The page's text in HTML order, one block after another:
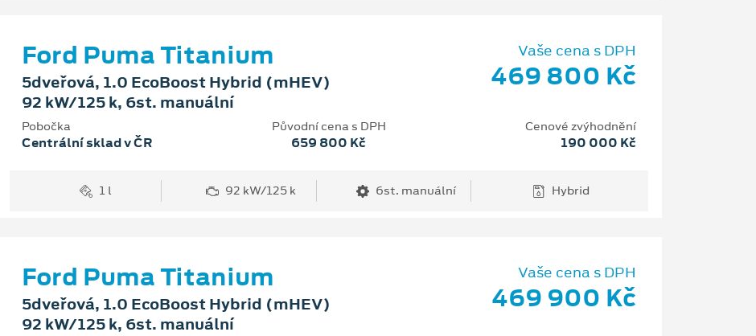
Ford Puma Titanium
5dveřová, 1.0 EcoBoost Hybrid (mHEV)
92 kW/125 k, 6st. manuální
Vaše cena s DPH
469 800 Kč
Pobočka
Centrální sklad v ČR
Původní cena s DPH
659 800 Kč
Cenové zvýhodnění
190 000 Kč
1 l 92 kW/125 k 6st. manuální Hybrid
Ford Puma Titanium
5dveřová, 1.0 EcoBoost Hybrid (mHEV)
92 kW/125 k, 6st. manuální
Vaše cena s DPH
469 900 Kč